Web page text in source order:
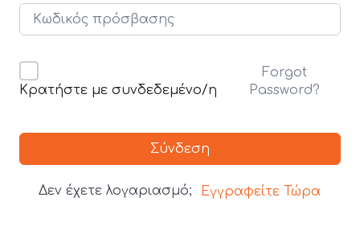
Κρατήστε με συνδεδεμένο/η
Forgot
Password?
Σύνδεση
Δεν έχετε λογαριασμό; Εγγραφείτε Τώρα